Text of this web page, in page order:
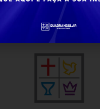
pode ser visto na
Pra. Miria Guedes